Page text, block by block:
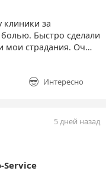
за
Быстро сделали
мои страдания. Оч…
Интересно
5 дней назад
Service